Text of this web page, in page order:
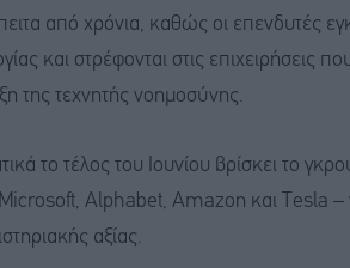
από χρόνια, καθώς οι επενδυτές
και στρέφονται στις επιχειρήσεις
της τεχνητής νοημοσύνης.
το τέλος του Ιουνίου βρίσκει το
Alphabet, Amazon και Tesla –
αξίας.